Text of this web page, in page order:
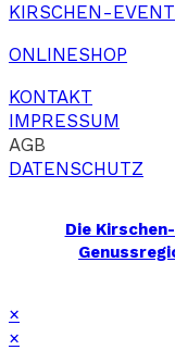
KIRSCHEN-
ONLINESHOP
KONTAKT
IMPRESSUM
AGB
DATENSCHUTZ
Die
×
×